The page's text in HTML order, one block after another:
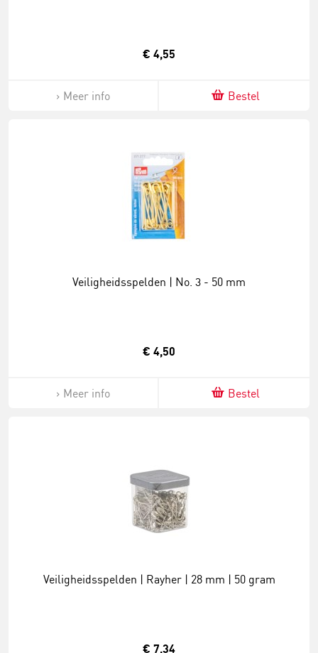
€ 4,55
Meer info Bestel
Veiligheidsspelden | No. 3 - 50 mm
€ 4,50
Meer info Bestel
Veiligheidsspelden | Rayher | 28 mm | 50 gram
€ 7,34